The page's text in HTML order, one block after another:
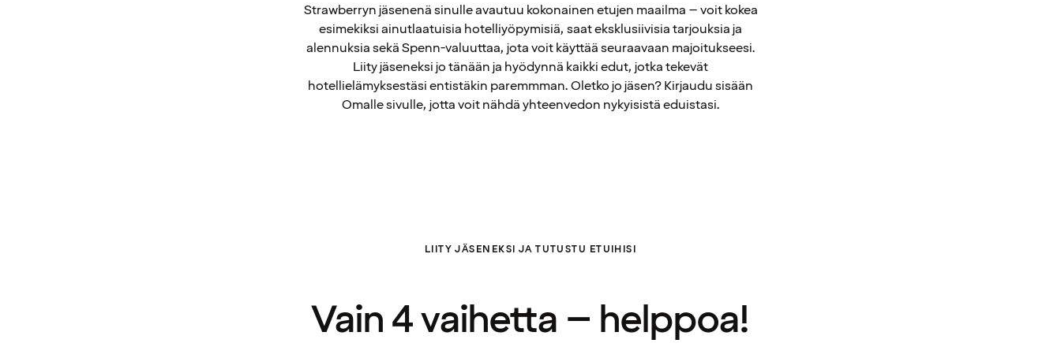
Strawberryn jäsenenä sinulle avautuu kokonainen etujen maailma – voit kokea
esimekiksi ainutlaatuisia hotelliyöpymisiä, saat eksklusiivisia tarjouksia ja
alennuksia sekä Spenn-valuuttaa, jota voit käyttää seuraavaan majoitukseesi.
Liity jäseneksi jo tänään ja hyödynnä kaikki edut, jotka tekevät
hotellielämyksestäsi entistäkin paremmman. Oletko jo jäsen? Kirjaudu sisään
Omalle sivulle, jotta voit nähdä yhteenvedon nykyisistä eduistasi.
LIITY JÄSENEKSI JA TUTUSTU ETUIHISI
Vain 4 vaihetta – helppoa!